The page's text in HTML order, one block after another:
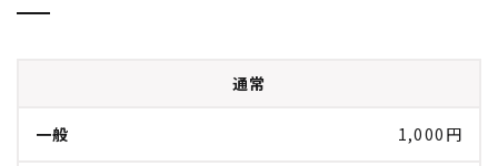
通常
一般 1,000円